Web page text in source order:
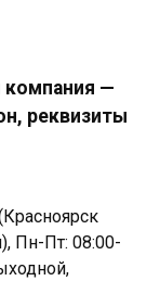
компания —
реквизиты
Пн-Пт: 08:00-